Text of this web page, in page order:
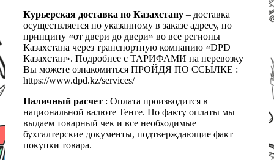
Курьерская доставка по Казахстану – доставка
осуществляется по указанному в заказе адресу, по
принципу «от двери до двери» во все регионы
Казахстана через транспортную компанию «DPD
Казахстан». Подробнее с ТАРИФАМИ на перевозку
Вы можете ознакомиться ПРОЙДЯ ПО ССЫЛКЕ :
https://www.dpd.kz/services/
Наличный расчет : Оплата производится в
национальной валюте Тенге. По факту оплаты мы
выдаем товарный чек и все необходимые
бухгалтерские документы, подтверждающие факт
покупки товара.